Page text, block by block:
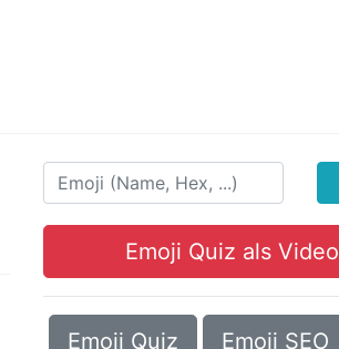
Emoji Quiz als Video
Emoji Quiz Emoji SEO